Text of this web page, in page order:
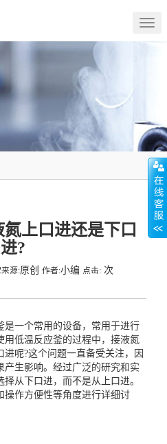
上口进还是下口
进?
来源:原创 作者:小编 点击: 次
一个常用的设备，常用于进行
用低温反应釜的过程中，接液氮
呢?这个问题一直备受关注，因
产生影响。经过广泛的研究和实
从下口进，而不是从上口进。
操作方便性等角度进行详细讨